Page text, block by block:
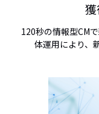
120秒の情報型CM
体運用により、